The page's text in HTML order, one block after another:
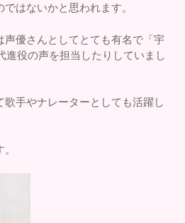
はないかと思われます。
声優さんとしてとても有名で「宇
進役の声を担当したりしていまし
歌手やナレーターとしても活躍し